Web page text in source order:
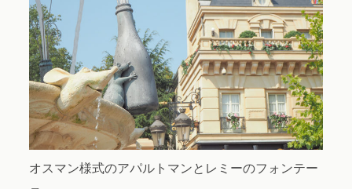
オスマン様式のアパルトマンとレミーのフォンテー